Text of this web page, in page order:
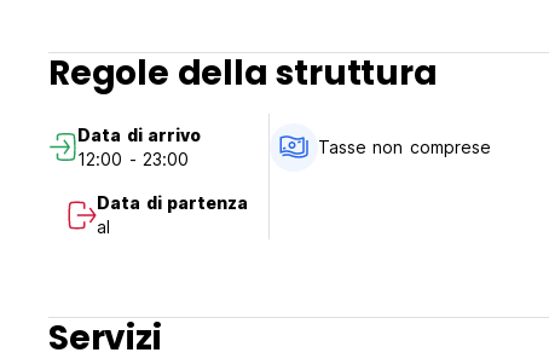
Il check-in inizia alle 14:00.
L'orario di check-out è alle 10:00.
Si prega di comunicare l'orario di arrivo.
Tipi di pagamento accettati in questa struttura: solo contanti.
Politica di cancellazione: 72 ore prima dell'arrivo.
Colazione inclusa.
Regole della struttura
Data di arrivo
12:00 - 23:00
Data di partenza
al
Tasse non comprese
Servizi